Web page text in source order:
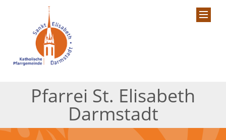
Pfarrei St. Elisabeth
Darmstadt